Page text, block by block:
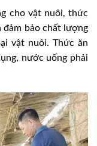
cho vật nuôi, thức
đảm bảo chất lượng
vật nuôi. Thức ăn
nước uống phải